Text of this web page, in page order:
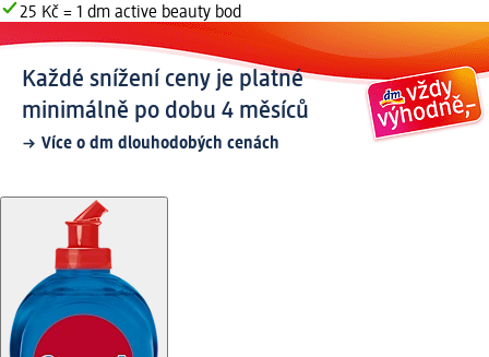
25 Kč = 1 dm active beauty bod
Každé snížení ceny je platné
minimálně po dobu 4 měsíců
Více o dm dlouhodobých cenách